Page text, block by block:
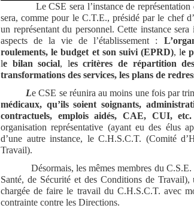
Le CSE sera l’instance de
sera, comme pour le C.T.E., présidé par le chef
un représentant du personnel. Cette instance
aspects de la vie de l’établissement :
roulements, le budget et son suivi (EPRD), le
le bilan social, les critères de répartition des
transformations des services, les plans de
Le CSE se réunira au moins une fois par
médicaux, qu’ils soient soignants,
contractuels, emplois aidés, CAE, CUI, etc.
organisation représentative (ayant eu des élus
d’une autre instance, le C.H.S.C.T. (Comité
Travail).
Désormais, les mêmes membres du C.S.E.
Santé, de Sécurité et des Conditions de
chargée de faire le travail du C.H.S.C.T. avec
contrainte contre les Directions.